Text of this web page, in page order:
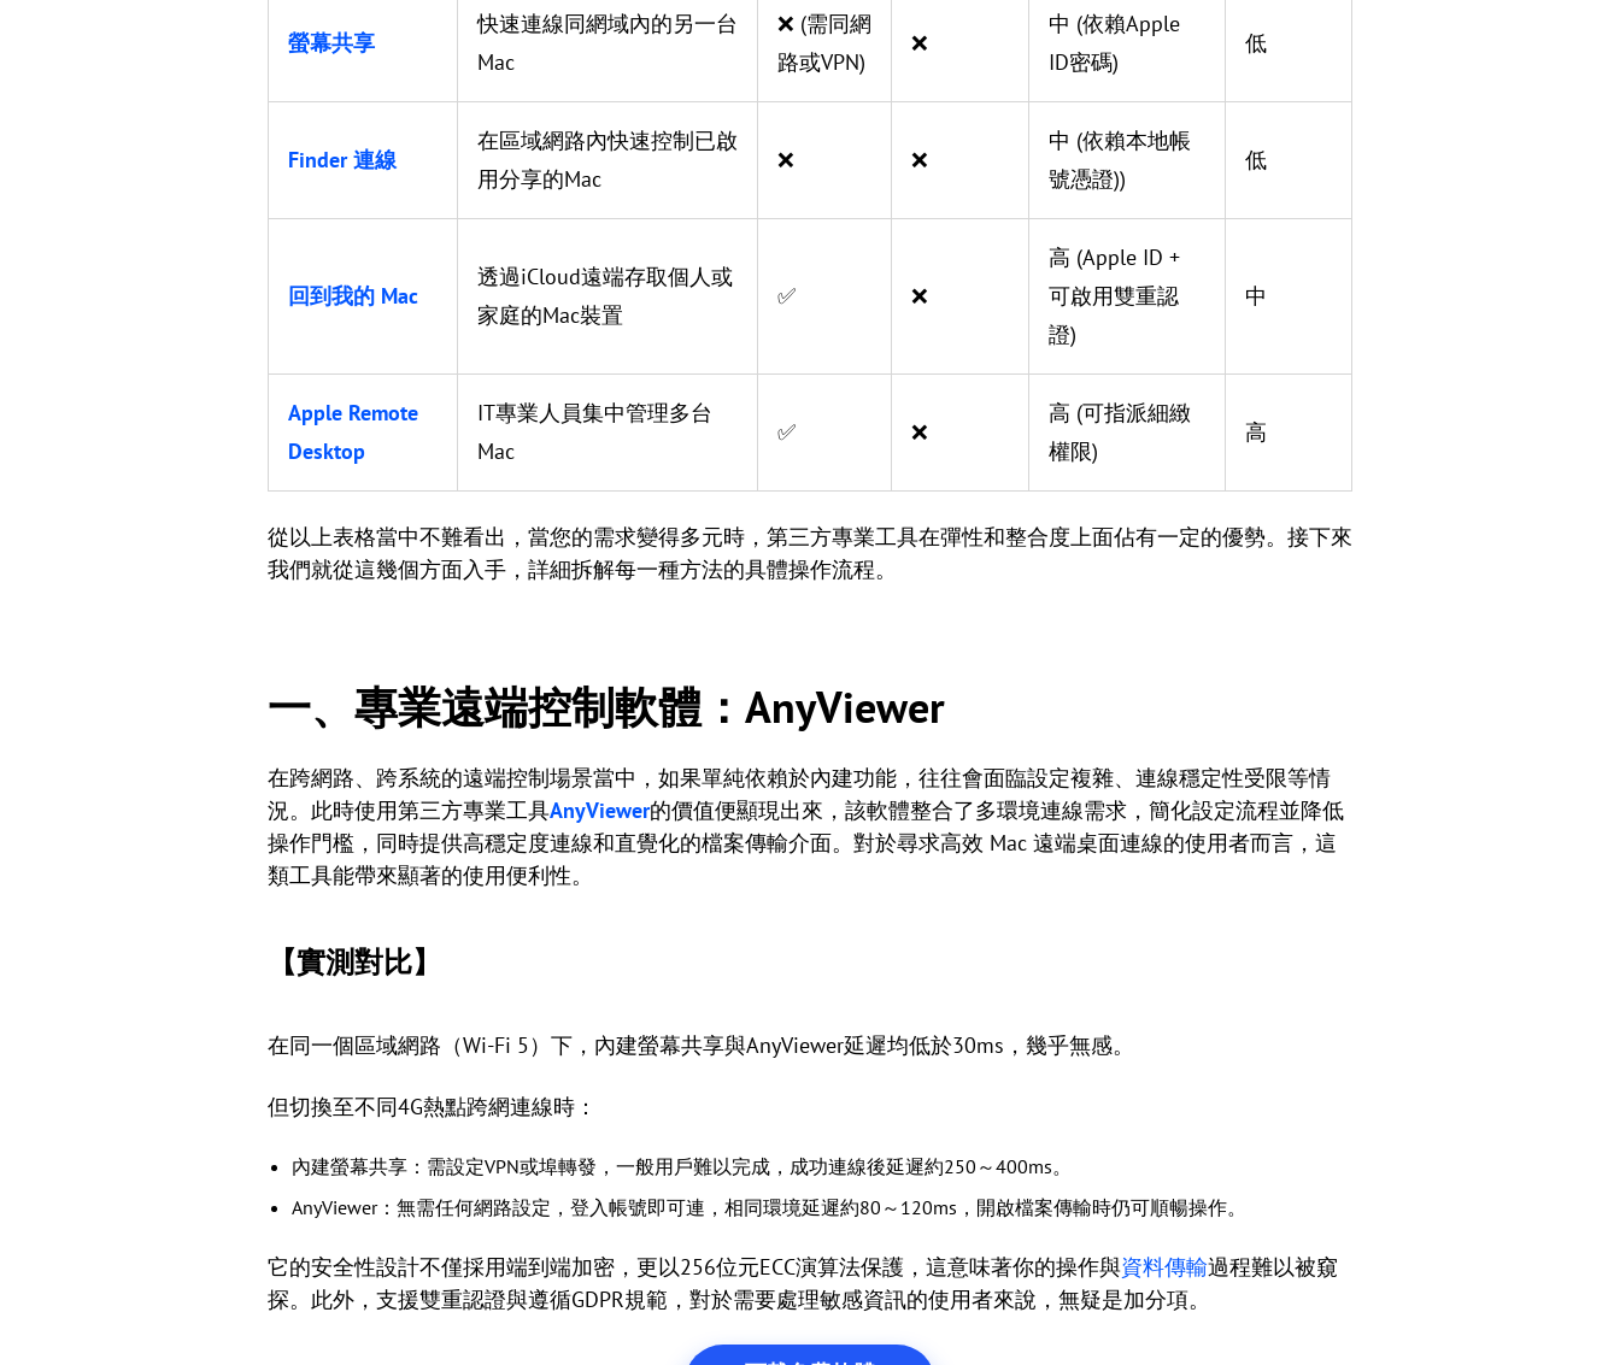
螢幕共享
快速連線同網域內的另一台
Mac
❌ (需同網
路或VPN)
❌
中 (依賴Apple
ID密碼)
低
Finder 連線
在區域網路內快速控制已啟
用分享的Mac
❌ ❌
中 (依賴本地帳
號憑證))
低
回到我的 Mac
透過iCloud遠端存取個人或
家庭的Mac裝置
✅ ❌
高 (Apple ID +
可啟用雙重認
證)
中
Apple Remote
Desktop
IT專業人員集中管理多台
Mac
✅ ❌
高 (可指派細緻
權限)
高
從以上表格當中不難看出，當您的需求變得多元時，第三方專業工具在彈性和整合度上面佔有一定的優勢。接下來
我們就從這幾個方面入手，詳細拆解每一種方法的具體操作流程。
一、專業遠端控制軟體：AnyViewer
在跨網路、跨系統的遠端控制場景當中，如果單純依賴於內建功能，往往會面臨設定複雜、連線穩定性受限等情
況。此時使用第三方專業工具AnyViewer的價值便顯現出來，該軟體整合了多環境連線需求，簡化設定流程並降低
操作門檻，同時提供高穩定度連線和直覺化的檔案傳輸介面。對於尋求高效 Mac 遠端桌面連線的使用者而言，這
類工具能帶來顯著的使用便利性。
【實測對比】
在同一個區域網路（Wi-Fi 5）下，內建螢幕共享與AnyViewer延遲均低於30ms，幾乎無感。
但切換至不同4G熱點跨網連線時：
內建螢幕共享：需設定VPN或埠轉發，一般用戶難以完成，成功連線後延遲約250～400ms。
AnyViewer：無需任何網路設定，登入帳號即可連，相同環境延遲約80～120ms，開啟檔案傳輸時仍可順暢操作。
它的安全性設計不僅採用端到端加密，更以256位元ECC演算法保護，這意味著你的操作與資料傳輸過程難以被窺
探。此外，支援雙重認證與遵循GDPR規範，對於需要處理敏感資訊的使用者來說，無疑是加分項。